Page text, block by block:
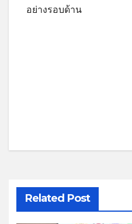
อย่างรอบด้าน
Related Post